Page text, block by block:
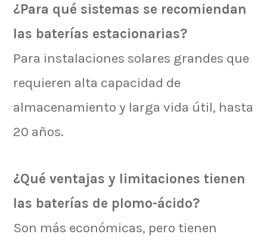
¿Para qué sistemas se recomiendan
las baterías estacionarias?
Para instalaciones solares grandes que
requieren alta capacidad de
almacenamiento y larga vida útil, hasta
20 años.
¿Qué ventajas y limitaciones tienen
las baterías de plomo-ácido?
Son más económicas, pero tienen